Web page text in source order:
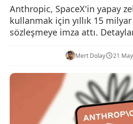
Anthropic, SpaceX'in yapay
kullanmak için yıllık 15
sözleşmeye imza attı.
Mert Dolay 21